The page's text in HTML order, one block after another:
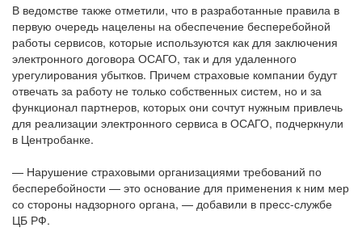
В ведомстве также отметили, что в разработанные правила в
первую очередь нацелены на обеспечение бесперебойной
работы сервисов, которые используются как для заключения
электронного договора ОСАГО, так и для удаленного
урегулирования убытков. Причем страховые компании будут
отвечать за работу не только собственных систем, но и за
функционал партнеров, которых они сочтут нужным привлечь
для реализации электронного сервиса в ОСАГО, подчеркнули
в Центробанке.
— Нарушение страховыми организациями требований по
бесперебойности — это основание для применения к ним мер
со стороны надзорного органа, — добавили в пресс-службе
ЦБ РФ.